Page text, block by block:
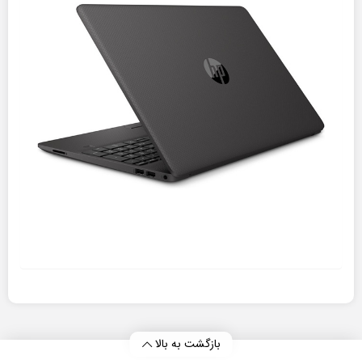
بازگشت به بالا